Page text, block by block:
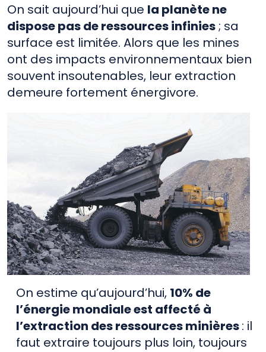
On sait aujourd’hui que la planète ne
dispose pas de ressources infinies; sa
surface est limitée. Alors que les mines
ont des impacts environnementaux bien
souvent insoutenables, leur extraction
demeure fortement énergivore.
On estime qu’aujourd’hui, 10% de
l’énergie mondiale est affecté à
l’extraction des ressources minières: il
faut extraire toujours plus loin, toujours